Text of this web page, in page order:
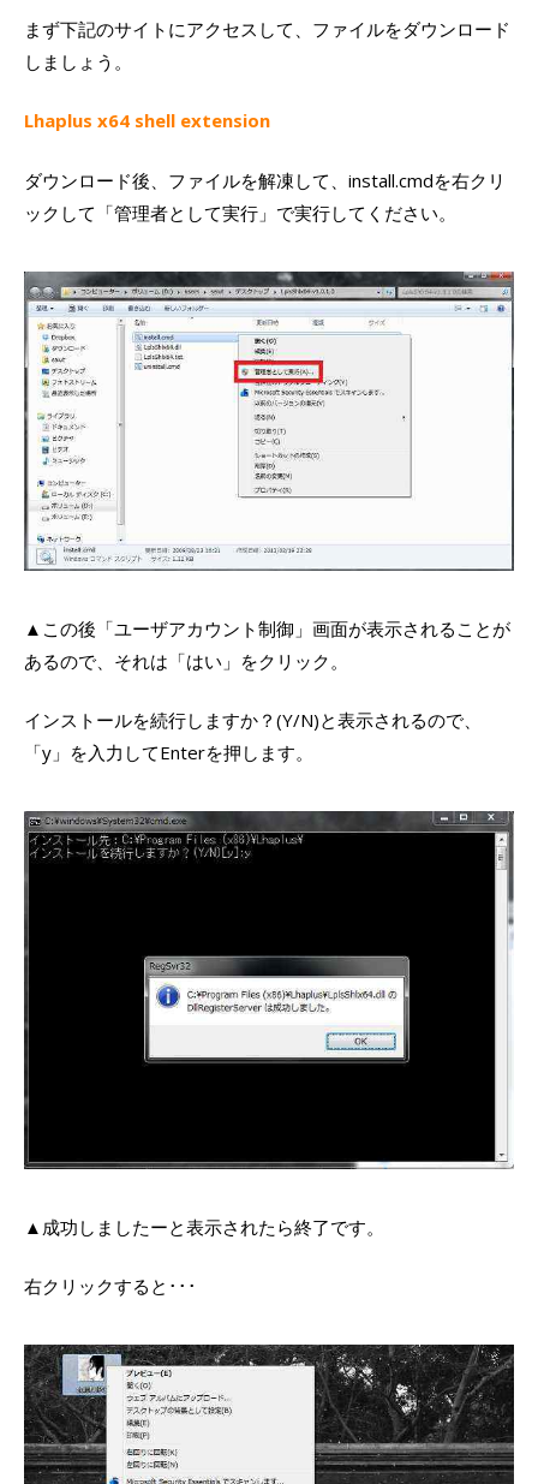
まず下記のサイトにアクセスして、ファイルをダウンロード
しましょう。
Lhaplus x64 shell extension
ダウンロード後、ファイルを解凍して、install.cmdを右クリ
ックして「管理者として実行」で実行してください。
▲この後「ユーザアカウント制御」画面が表示されることが
あるので、それは「はい」をクリック。
インストールを続行しますか？(Y/N)と表示されるので、
「y」を入力してEnterを押します。
▲成功しましたーと表示されたら終了です。
右クリックすると･･･